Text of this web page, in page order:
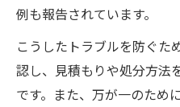
例も報告されています。
こうしたトラブルを防ぐた
認し、見積もりや処分方法
です。また、万が一のため